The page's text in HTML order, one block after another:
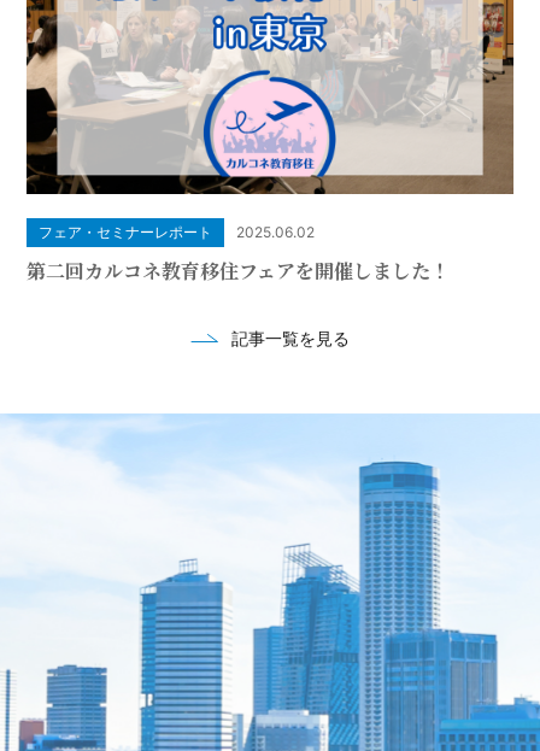
フェア・セミナーレポート 2025.06.02
第二回カルコネ教育移住フェアを開催しました！
記事一覧を見る